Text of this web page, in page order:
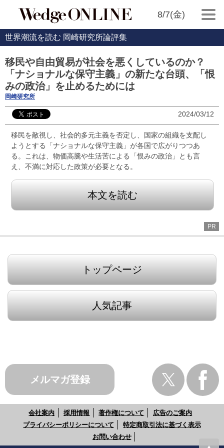
8/7(金)
世界潮流を読む 岡崎研究所論評集
移民や自由貿易が社会を悪くしているのか？
「ナショナルな保守主義」の新たな台頭、「恨
みの政治」を止めるためには
岡崎研究所
2024/03/12
移民を敵視し、社会的多元主義を否定し、国家の組織を支配し
ようとする「ナショナルな保守主義」が各国で広がりつつあ
る。これは、物価高騰や生活苦による「恨みの政治」とも言
え、不満に対応した政策が必要となる。
本文を読む
PR
トップページ
人気記事
メルマガ登録
会社案内 採用情報 著作権について
広告のご案内
プライバシーポリシーについて
特定商取引法に基づく表示
お問い合わせ